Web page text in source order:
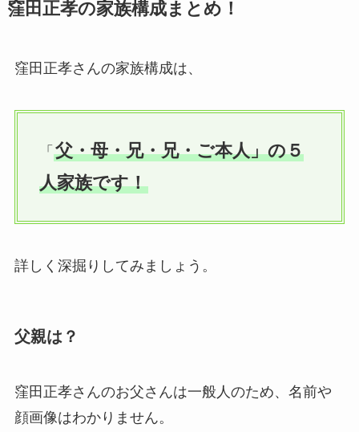
窪田正孝の家族構成まとめ！
窪田正孝さんの家族構成は、
「 父・母・兄・兄・ご本人」の５
人家族です！
詳しく深掘りしてみましょう。
父親は？
窪田正孝さんのお父さんは一般人のため、名前や
顔画像はわかりません。